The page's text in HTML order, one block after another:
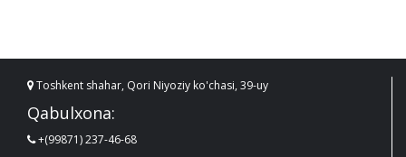
Toshkent shahar, Qori Niyoziy ko'chasi, 39-uy
Qabulxona:
+(99871) 237-46-68